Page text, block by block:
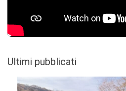
Ultimi pubblicati